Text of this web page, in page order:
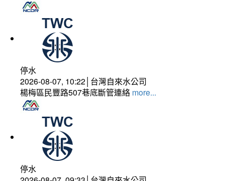
停水
2026-08-07, 10:22│台灣自來水公司
楊梅區民豐路507巷底斷管連絡 more...
停水